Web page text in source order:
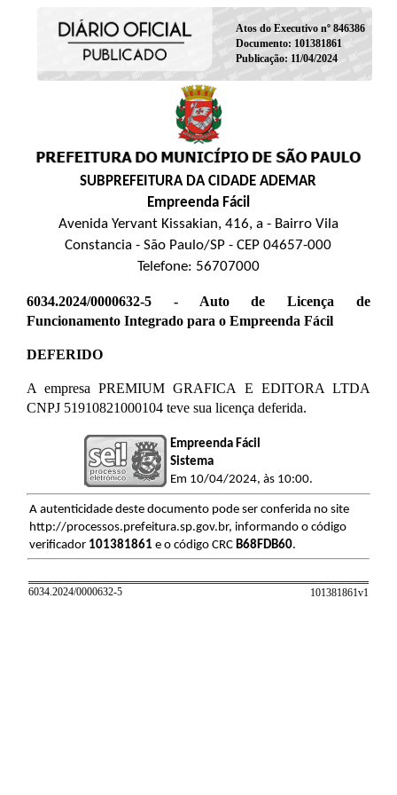
Atos do Executivo nº 846386
Documento: 101381861
Publicação: 11/04/2024
SUBPREFEITURA DA CIDADE ADEMAR
Empreenda Fácil
Avenida Yervant Kissakian, 416, a - Bairro Vila
Constancia - São Paulo/SP - CEP 04657-000
Telefone: 56707000
6034.2024/0000632-5 - Auto de Licença de
Funcionamento Integrado para o Empreenda Fácil
DEFERIDO
A empresa PREMIUM GRAFICA E EDITORA LTDA
CNPJ 51910821000104 teve sua licença deferida.
Empreenda Fácil
Sistema
Em 10/04/2024, às 10:00.
A autenticidade deste documento pode ser conferida no site
http://processos.prefeitura.sp.gov.br, informando o código
verificador 101381861 e o código CRC B68FDB60.
6034.2024/0000632-5 101381861v1